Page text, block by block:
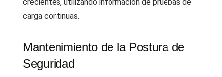
crecientes, utilizando información de pruebas de
carga continuas.
Mantenimiento de la Postura de
Seguridad